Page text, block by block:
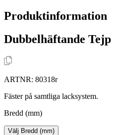
Produktinformation
Dubbelhäftande Tejp
ARTNR: 80318r
Fäster på samtliga lacksystem.
Bredd (mm)
Välj Bredd (mm)